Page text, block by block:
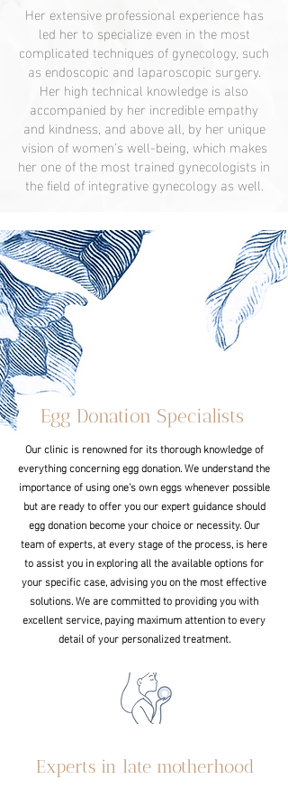
Her extensive professional experience has
led her to specialize even in the most
complicated techniques of gynecology, such
as endoscopic and laparoscopic surgery.
Her high technical knowledge is also
accompanied by her incredible empathy
and kindness, and above all, by her unique
vision of women's well-being, which makes
her one of the most trained gynecologists in
the field of integrative gynecology as well.
Egg Donation Specialists
Our clinic is renowned for its thorough knowledge of
everything concerning egg donation. We understand the
importance of using one's own eggs whenever possible
but are ready to offer you our expert guidance should
egg donation become your choice or necessity. Our
team of experts, at every stage of the process, is here
to assist you in exploring all the available options for
your specific case, advising you on the most effective
solutions. We are committed to providing you with
excellent service, paying maximum attention to every
detail of your personalized treatment.
Experts in late motherhood